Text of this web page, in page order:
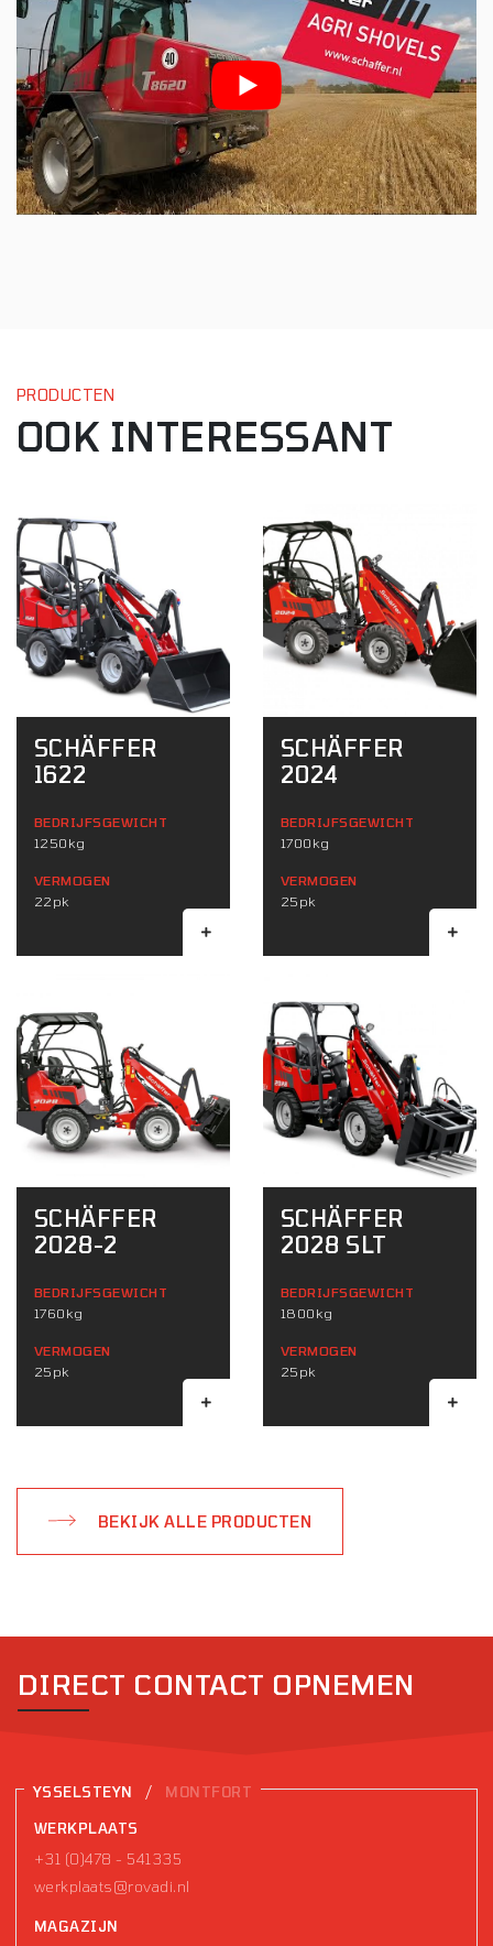
PRODUCTEN
OOK INTERESSANT
SCHÄFFER
1622
BEDRIJFSGEWICHT
1250kg
VERMOGEN
22pk
SCHÄFFER
2024
BEDRIJFSGEWICHT
1700kg
VERMOGEN
25pk
SCHÄFFER
2028-2
BEDRIJFSGEWICHT
1760kg
VERMOGEN
25pk
SCHÄFFER
2028 SLT
BEDRIJFSGEWICHT
1800kg
VERMOGEN
25pk
BEKIJK ALLE PRODUCTEN
DIRECT CONTACT OPNEMEN
YSSELSTEYN / MONTFORT
WERKPLAATS
+31 (0)478 - 541335
werkplaats@rovadi.nl
MAGAZIJN